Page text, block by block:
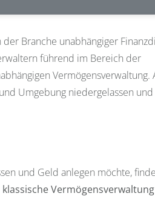
Branche unabhängiger
führend im Bereich der
Vermögensverwaltung.
Umgebung niedergelassen
und Geld anlegen möchte,
klassische Vermögensverwaltung